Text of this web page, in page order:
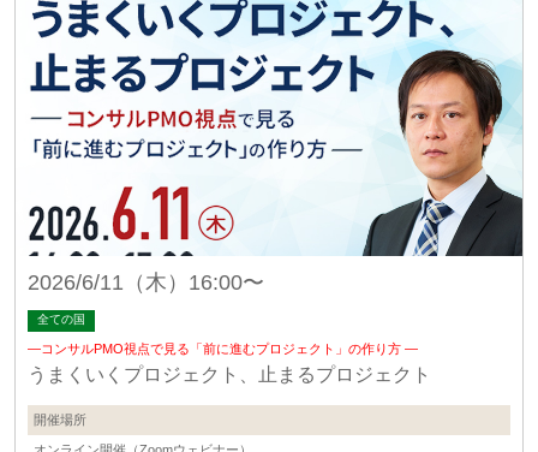
2026/6/11（木）16:00〜
全ての国
―コンサルPMO視点で見る「前に進むプロジェクト」の作り方 ―
うまくいくプロジェクト、止まるプロジェクト
開催場所